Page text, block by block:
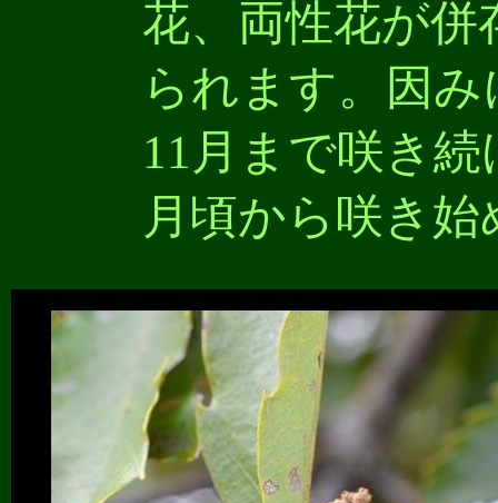
花、両性花が
られます。因
11月まで咲き
月頃から咲き